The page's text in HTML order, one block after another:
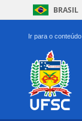
BRASIL
Ir para o conteúdo